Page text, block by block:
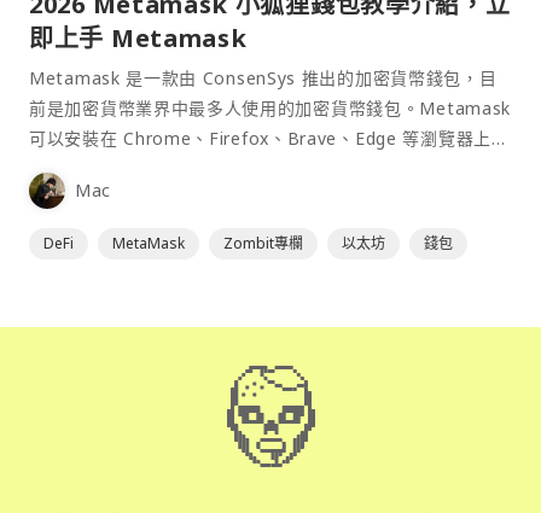
即上手 Metamask
Metamask 是一款由 ConsenSys 推出的加密貨幣錢包，目
前是加密貨幣業界中最多人使用的加密貨幣錢包。Metamask
可以安裝在 Chrome、Firefox、Brave、Edge 等瀏覽器上作
為插件使用，具備許多功能且使用上非常方便。
Mac
DeFi MetaMask Zombit專欄 以太坊 錢包